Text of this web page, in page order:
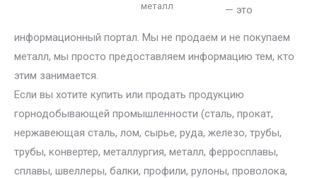
металл
— это
информационный портал. Мы не продаем и не покупаем
металл, мы просто предоставляем информацию тем, кто
этим занимается.
Если вы хотите купить или продать продукцию
горнодобывающей промышленности (сталь, прокат,
нержавеющая сталь, лом, сырье, руда, железо, трубы,
трубы, конвертер, металлургия, металл, ферросплавы,
сплавы, швеллеры, балки, профили, рулоны, проволока,